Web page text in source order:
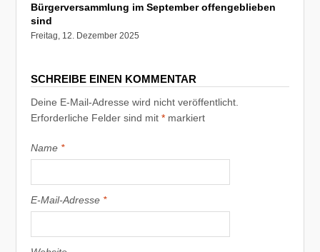
Bürgerversammlung im September offengeblieben
sind
Freitag, 12. Dezember 2025
SCHREIBE EINEN KOMMENTAR
Deine E-Mail-Adresse wird nicht veröffentlicht.
Erforderliche Felder sind mit* markiert
Name *
E-Mail-Adresse *